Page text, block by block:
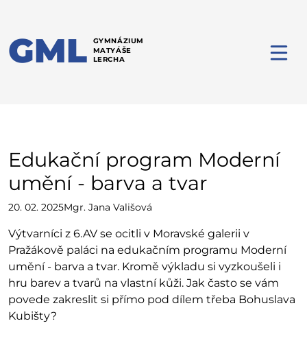
GML GYMNÁZIUM
MATYÁŠE
LERCHA
Edukační program Moderní
umění - barva a tvar
20. 02. 2025Mgr. Jana Vališová
Výtvarníci z 6.AV se ocitli v Moravské galerii v
Pražákově paláci na edukačním programu Moderní
umění - barva a tvar. Kromě výkladu si vyzkoušeli i
hru barev a tvarů na vlastní kůži. Jak často se vám
povede zakreslit si přímo pod dílem třeba Bohuslava
Kubišty?